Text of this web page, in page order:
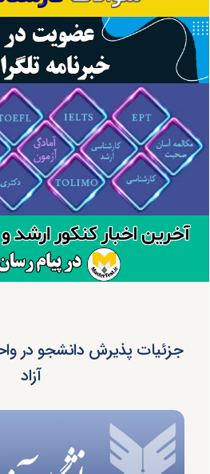
جزئیات پذیرش دانشجو در
آزاد